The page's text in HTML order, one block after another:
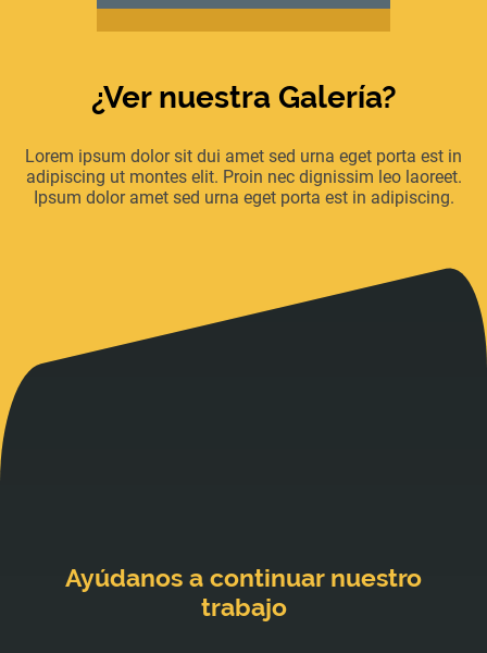
¿Ver nuestra Galería?
Lorem ipsum dolor sit dui amet sed urna eget porta est in
adipiscing ut montes elit. Proin nec dignissim leo laoreet.
Ipsum dolor amet sed urna eget porta est in adipiscing.
Ayúdanos a continuar nuestro
trabajo